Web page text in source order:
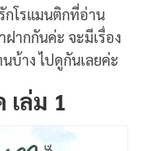
กโรแมนติกที่อ่าน
ฝากกันค่ะ จะมีเรื่อง
บ้าง ไปดูกันเลยค่ะ
เล่ม 1